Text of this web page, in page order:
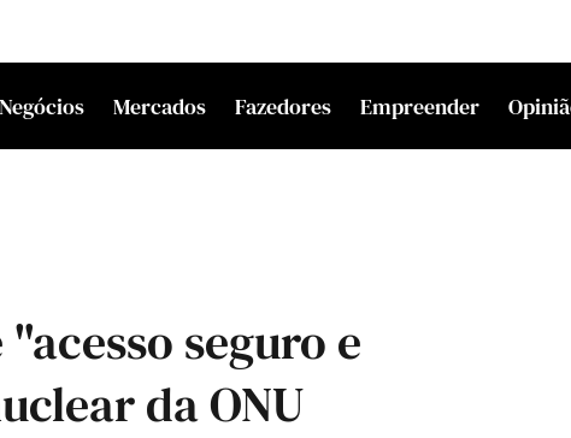
Negócios Mercados Fazedores Empreender
seguro e
da ONU